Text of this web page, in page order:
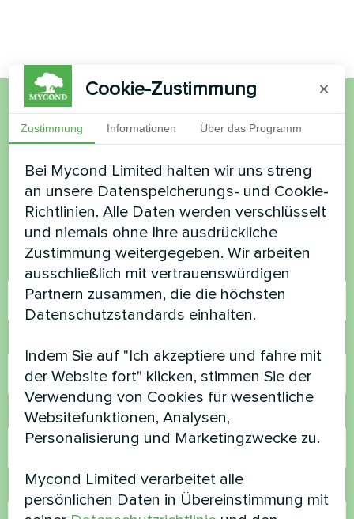
Möchten Sie kaufen oder
haben Sie Fragen?
Kontaktieren Sie uns und wir werden Ihnen
helfen
Name
E-Mail
Kommentar
Cookie-Zustimmung ×
Zustimmung Informationen Über das Programm
Bei Mycond Limited halten wir uns streng
an unsere Datenspeicherungs- und Cookie-
Richtlinien. Alle Daten werden verschlüsselt
und niemals ohne Ihre ausdrückliche
Zustimmung weitergegeben. Wir arbeiten
ausschließlich mit vertrauenswürdigen
Partnern zusammen, die die höchsten
Datenschutzstandards einhalten.
Indem Sie auf "Ich akzeptiere und fahre mit
der Website fort" klicken, stimmen Sie der
Verwendung von Cookies für wesentliche
Websitefunktionen, Analysen,
Personalisierung und Marketingzwecke zu.
Mycond Limited verarbeitet alle
persönlichen Daten in Übereinstimmung mit